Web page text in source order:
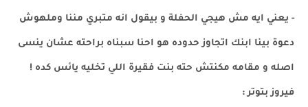
- يعني ايه مش هيجي الحفلة و بيقول انه متبري مننا وملهوش
دعوة بينا ابنك اتجاوز حدوده هو احنا سبناه براحته عشان ينسى
اصله و مقامه مكنتش حته بنت فقيرة اللي تخليه يائس كده !
فيروز بتوتر :